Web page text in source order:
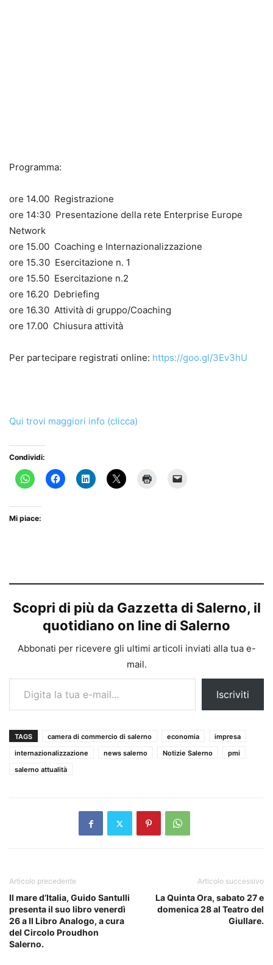
Programma:
ore 14.00 Registrazione
ore 14:30 Presentazione della rete Enterprise Europe
Network
ore 15.00 Coaching e Internazionalizzazione
ore 15.30 Esercitazione n. 1
ore 15.50 Esercitazione n.2
ore 16.20 Debriefing
ore 16.30 Attività di gruppo/Coaching
ore 17.00 Chiusura attività
Per partecipare registrati online: https://goo.gl/3Ev3hU
Qui trovi maggiori info (clicca)
Condividi:
Mi piace:
Scopri di più da Gazzetta di Salerno, il
quotidiano on line di Salerno
Abbonati per ricevere gli ultimi articoli inviati alla tua e-
mail.
Digita la tua e-mail...
Iscriviti
TAGS camera di commercio di salerno economia
impresa
internazionalizzazione
news salerno Notizie Salerno
pmi
salerno attualità
Articolo precedente
Il mare d’Italia, Guido Santulli
presenta il suo libro venerdì
26 a Il Libro Analogo, a cura
del Circolo Proudhon
Salerno.
Articolo successivo
La Quinta Ora, sabato 27 e
domenica 28 al Teatro del
Giullare.